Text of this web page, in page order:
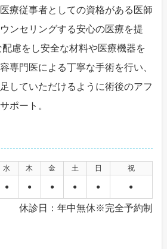
療従事者としての資格がある医師
ンセリングする安心の医療を提
慮をし安全な材料や医療機器を
専門医による丁寧な手術を行い、
していただけるように術後のアフ
ポート。
水 木 金 土 日
祝
● ● ● ● ● ●
休診日：年中無休※完全予約制